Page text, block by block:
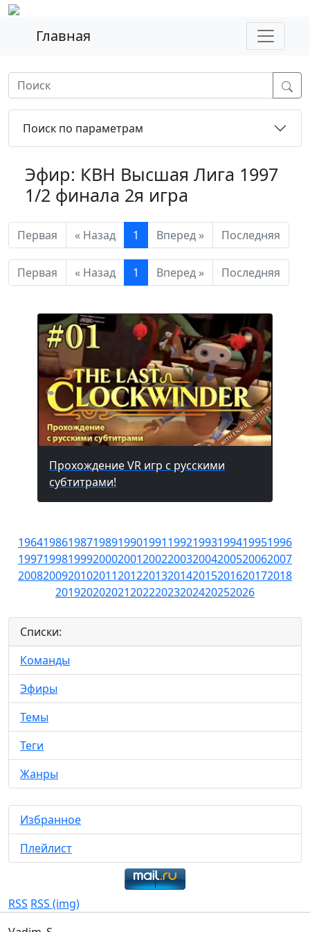
Главная
Поиск по параметрам
Эфир: КВН Высшая Лига 1997
1/2 финала 2я игра
Первая « Назад 1 Вперед » Последняя
Первая « Назад 1 Вперед » Последняя
Прохождение VR игр с русскими
субтитрами!
19641986198719891990199119921993199419951996
19971998199920002001200220032004200520062007
20082009201020112012201320142015201620172018
20192020202120222023202420252026
Списки:
Команды
Эфиры
Темы
Теги
Жанры
Избранное
Плейлист
RSS RSS (img)